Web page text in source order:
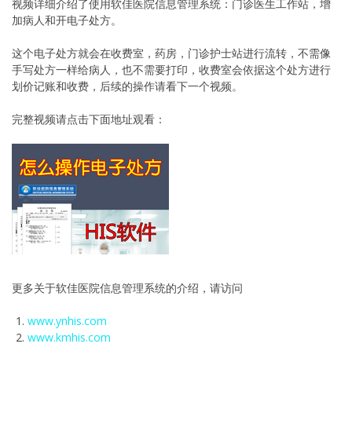
视频详细介绍了使用软佳医院信息管理系统：门诊医生工作站，增
加病人和开电子处方。
这个电子处方就会在收费室，药房，门诊护士站进行流转，不需像
手写处方一样给病人，也不需要打印，收费室会依据这个处方进行
划价记账和收费，后续的操作请看下一个视频。
完整视频请点击下面地址观看：
更多关于软佳医院信息管理系统的介绍，请访问
www.ynhis.com
www.kmhis.com